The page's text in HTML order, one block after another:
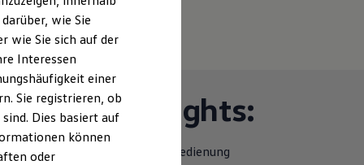
beheizbar, mit Touch-Bedienung
wie Sie
wie Sie sich auf der
Interessen
einer
Sie registrieren, ob
Dies basiert auf
können
oder